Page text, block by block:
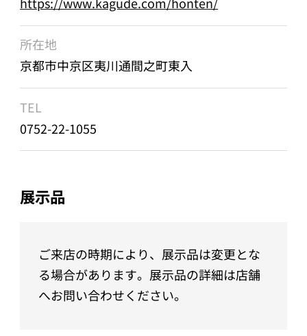
所在地
京都市中京区夷川通間之町東入
TEL
0752-22-1055
展示品
ご来店の時期により、展示品は変更とな
る場合があります。展示品の詳細は店舗
へお問い合わせください。